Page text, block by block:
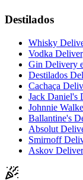
Destilados
Whisky
Vodka
Gin Delivery
Destilados
Cachaça
Jack Daniel's
Johnnie
Ballantine's
Absolut
Smirnoff
Askov